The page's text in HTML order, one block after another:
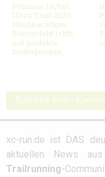
Paznaun Ischgl
Ultra Trail 2026:
Hochkarätiges
Starterfeld trifft
auf perfekte
Bedingungen
Schreibe einen
xc-run.de ist DAS
aktuellen News
Trailrunning-